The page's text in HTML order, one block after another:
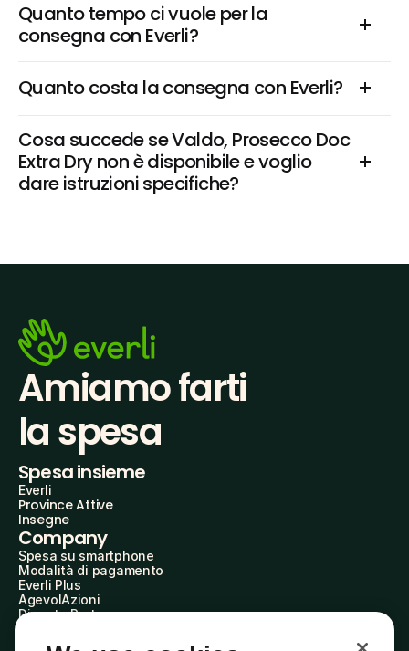
Quanto tempo ci vuole per la
consegna con Everli?
Quanto costa la consegna con Everli?
Cosa succede se Valdo, Prosecco Doc
Extra Dry non è disponibile e voglio
dare istruzioni specifiche?
Amiamo farti
la spesa
Spesa insieme
Everli
Province Attive
Insegne
Company
Spesa su smartphone
Modalità di pagamento
Everli Plus
AgevolAzioni
Diventa Partner
Everli Shoppers